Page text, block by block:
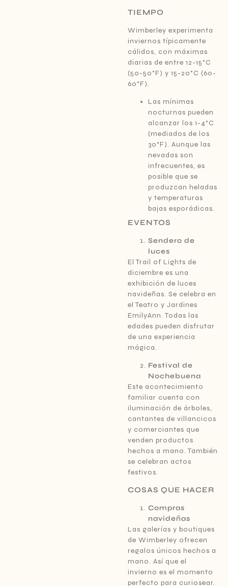
TIEMPO
Wimberley experimenta
inviernos típicamente
cálidos, con máximas
diarias de entre 12-15°C
(50-50°F) y 15-20°C (60-
60°F).
Las mínimas
nocturnas pueden
alcanzar los 1-4°C
(mediados de los
30°F). Aunque las
nevadas son
infrecuentes, es
posible que se
produzcan heladas
y temperaturas
bajas esporádicas.
EVENTOS
Sendero de
luces
El Trail of Lights de
diciembre es una
exhibición de luces
navideñas. Se celebra en
el Teatro y Jardines
EmilyAnn. Todas las
edades pueden disfrutar
de una experiencia
mágica.
Festival de
Nochebuena
Este acontecimiento
familiar cuenta con
iluminación de árboles,
cantantes de villancicos
y comerciantes que
venden productos
hechos a mano. También
se celebran actos
festivos.
COSAS QUE HACER
Compras
navideñas
Las galerías y boutiques
de Wimberley ofrecen
regalos únicos hechos a
mano. Así que el
invierno es el momento
perfecto para curiosear.